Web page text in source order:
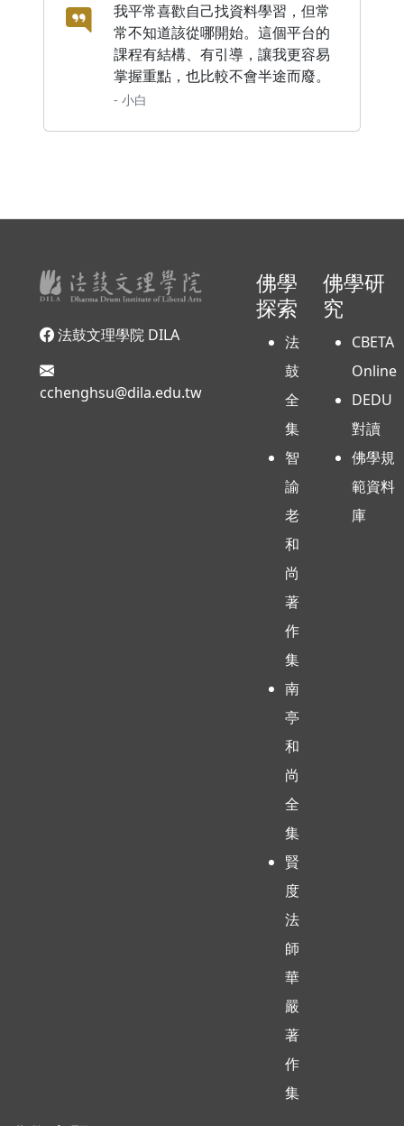
我平常喜歡自己找資料學習，但常
常不知道該從哪開始。這個平台的
課程有結構、有引導，讓我更容易
掌握重點，也比較不會半途而廢。
- 小白
法鼓文理學院 DILA
cchenghsu@dila.edu.tw
佛學
探索
法
鼓
全
集
智
諭
老
和
尚
著
作
集
南
亭
和
尚
全
集
賢
度
法
師
華
嚴
著
作
集
佛學研
究
CBETA
Online
DEDU
對讀
佛學規
範資料
庫